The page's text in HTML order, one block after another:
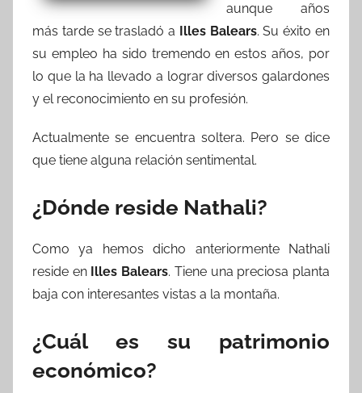
aunque años
más tarde se trasladó a Illes Balears. Su éxito en
su empleo ha sido tremendo en estos años, por
lo que la ha llevado a lograr diversos galardones
y el reconocimiento en su profesión.
Actualmente se encuentra soltera. Pero se dice
que tiene alguna relación sentimental.
¿Dónde reside Nathali?
Como ya hemos dicho anteriormente Nathali
reside en Illes Balears. Tiene una preciosa planta
baja con interesantes vistas a la montaña.
¿Cuál es su patrimonio
económico?